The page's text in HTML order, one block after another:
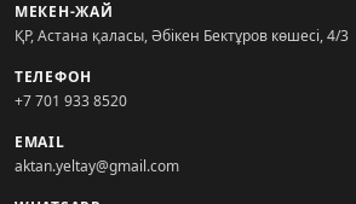
МЕКЕН-ЖАЙ
ҚР, Астана қаласы, Әбікен Бектұров көшесі, 4/3
ТЕЛЕФОН
+7 701 933 8520
EMAIL
aktan.yeltay@gmail.com